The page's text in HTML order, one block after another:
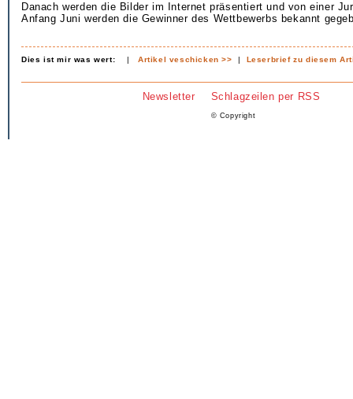
Danach werden die Bilder im Internet präsentiert und von einer
Anfang Juni werden die Gewinner des Wettbewerbs bekannt
Dies ist mir was wert: |Artikel veschicken >> | Leserbrief zu diesem
Newsletter Schlagzeilen per RSS
© Copyright